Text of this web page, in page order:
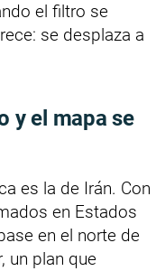
el filtro se
se desplaza a
y el mapa se
es la de Irán. Con
en Estados
en el norte de
un plan que